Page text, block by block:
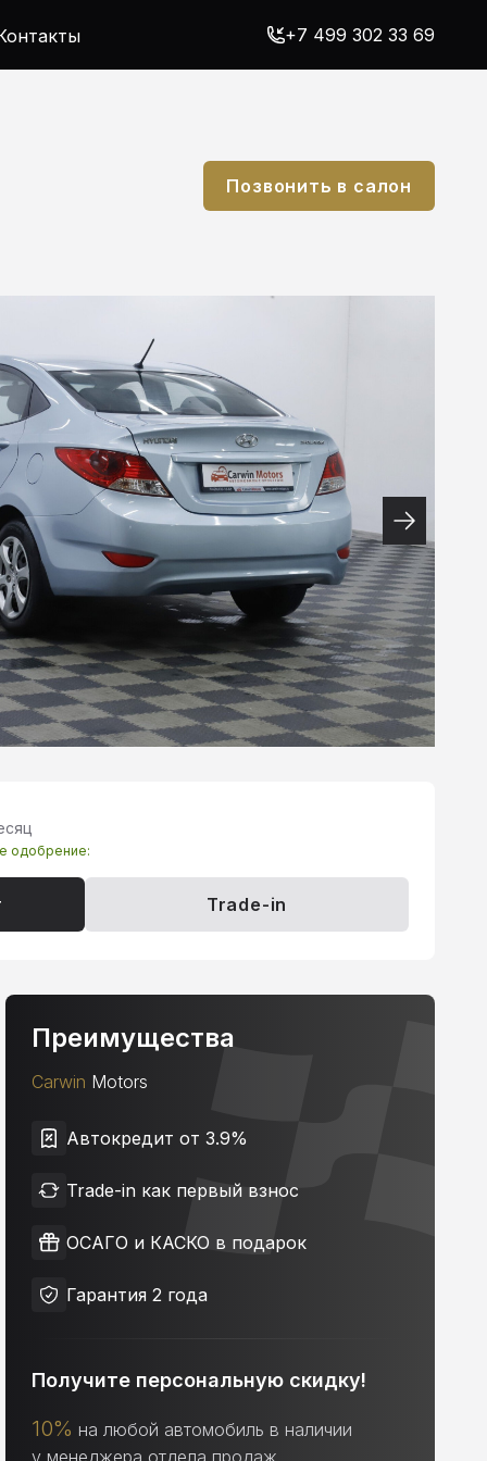
+7 499 302 33 69
Позвонить в салон
одобрение:
Trade-in
Преимущества
Carwin Motors
Автокредит от 3.9%
Trade-in как первый взнос
ОСАГО и КАСКО в подарок
Гарантия 2 года
Получите персональную скидку!
10% на любой автомобиль в наличии
у менеджера отдела продаж